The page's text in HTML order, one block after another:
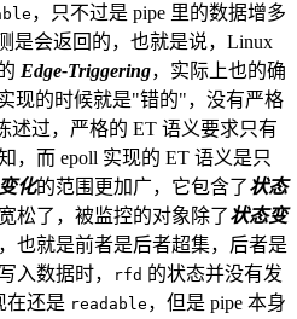
，只不过是 pipe 里的数据增多
是会返回的，也就是说，Linux
Edge-Triggering，实际上也的确
现的时候就是"错的"，没有严格
述过，严格的 ET 语义要求只有
，而 epoll 实现的 ET 语义是只
变化的范围更加广，它包含了状态
松了，被监控的对象除了状态变
也就是前者是后者超集，后者是
入数据时， rfd 的状态并没有发
在还是 readable ，但是 pipe 本身